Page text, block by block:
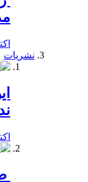
اکتبر
نشریات
اکتبر